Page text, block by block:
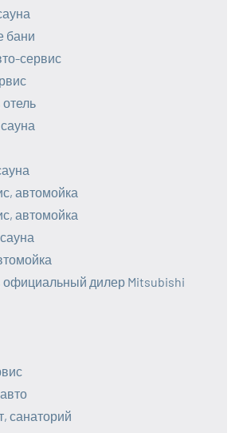
бани
сервис
отель
автомойка
автомойка
официальный дилер Mitsubishi
санаторий